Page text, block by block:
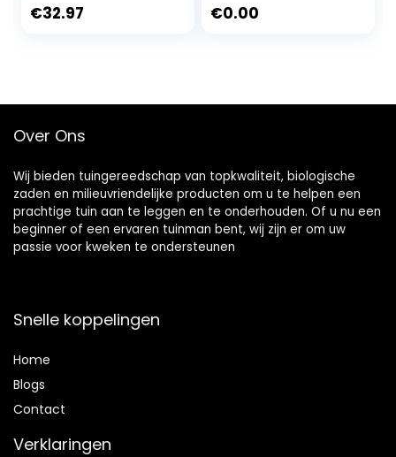
25,4 cm hangende
en haak voor
veranda
koffie)
€32.97
Opknoping Mand
€0.00
Over Ons
Wij bieden tuingereedschap van topkwaliteit, biologische
zaden en milieuvriendelijke producten om u te helpen een
prachtige tuin aan te leggen en te onderhouden. Of u nu een
beginner of een ervaren tuinman bent, wij zijn er om uw
passie voor kweken te ondersteunen
Snelle koppelingen
Home
Blogs
Contact
Verklaringen